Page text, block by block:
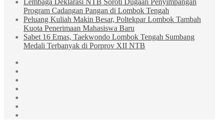
Lembaga Deklarasi NTB Soroti Dugaan Penyimpangan
Program Cadangan Pangan di Lombok Tengah
Peluang Kuliah Makin Besar, Poltekpar Lombok Tambah
Kuota Penerimaan Mahasiswa Baru
Sabet 16 Emas, Taekwondo Lombok Tengah Sumbang
Medali Terbanyak di Porprov XII NTB